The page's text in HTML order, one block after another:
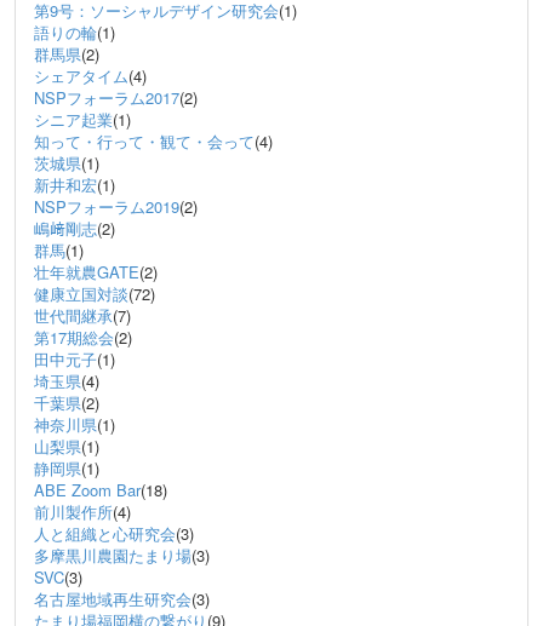
第9号：ソーシャルデザイン研究会(1)
語りの輪(1)
群馬県(2)
シェアタイム(4)
NSPフォーラム2017(2)
シニア起業(1)
知って・行って・観て・会って(4)
茨城県(1)
新井和宏(1)
NSPフォーラム2019(2)
嶋﨑剛志(2)
群馬(1)
壮年就農GATE(2)
健康立国対談(72)
世代間継承(7)
第17期総会(2)
田中元子(1)
埼玉県(4)
千葉県(2)
神奈川県(1)
山梨県(1)
静岡県(1)
ABE Zoom Bar(18)
前川製作所(4)
人と組織と心研究会(3)
多摩黒川農園たまり場(3)
SVC(3)
名古屋地域再生研究会(3)
たまり場福岡横の繋がり (9)